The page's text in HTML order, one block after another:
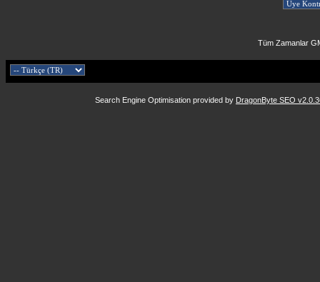
Tüm Zamanlar
Search Engine Optimisation provided by DragonByte SEO